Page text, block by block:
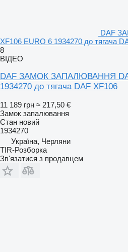
DAF
XF106 EURO 6 1934270 до тягача
8
ВІДЕО
DAF ЗАМОК ЗАПАЛЮВАННЯ
1934270 до тягача DAF XF106
11 189 грн ≈ 217,50 €
Замок запалювання
Стан новий
1934270
Україна, Черляни
TIR-Розборка
Зв'язатися з продавцем